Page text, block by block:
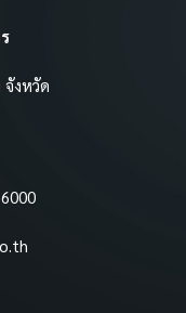
จังหวัด